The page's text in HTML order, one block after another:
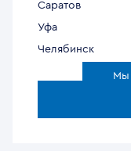
Саратов
Уфа
Челябинск
Мы